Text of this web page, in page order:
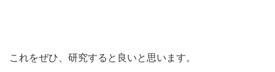
これをぜひ、研究すると良いと思います。